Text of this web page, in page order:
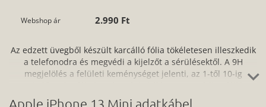
Webshop ár 2.990 Ft
Az edzett üvegből készült karcálló fólia tökéletesen illeszkedik
a telefonodra és megvédi a kijelzőt a sérülésektől. A 9H
megjelölés a felületi keménységet jelenti, az 1-től 10-ig
könnyen és egyszerűen fel tudod helyezni az okostelefonodra,
Apple iPhone 13 Mini adatkábel